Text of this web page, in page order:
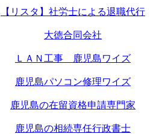
【リスタ】社労士による退職代行
大徳合同会社
ＬＡＮ工事 鹿児島ワイズ
鹿児島パソコン修理ワイズ
鹿児島の在留資格申請専門家
鹿児島の相続専任行政書士